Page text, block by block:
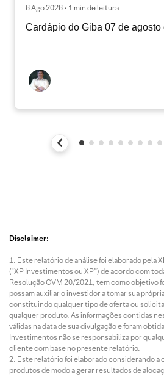
6 Ago 2026 • 1 min de leitura
Cardápio do Giba 07 de agosto
Disclaimer:
Este relatório de análise foi elaborado pela
(“XP Investimentos ou XP”) de acordo com
Resolução CVM 20/2021, tem como objetivo
possam auxiliar o investidor a tomar sua
constituindo qualquer tipo de oferta ou
qualquer produto. As informações contidas
válidas na data de sua divulgação e foram
Investimentos não se responsabiliza por
cliente com base no presente relatório.
Este relatório foi elaborado considerando a
produtos de modo a gerar resultados de